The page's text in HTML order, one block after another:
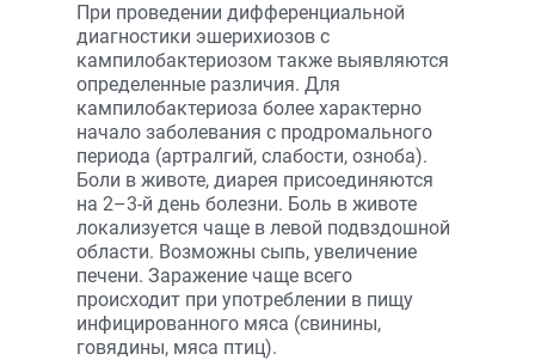
При проведении дифференциальной
диагностики эшерихиозов с
кампилобактериозом также выявляются
определенные различия. Для
кампилобактериоза более характерно
начало заболевания с продромального
периода (артралгий, слабости, озноба).
Боли в животе, диарея присоединяются
на 2–3-й день болезни. Боль в животе
локализуется чаще в левой подвздошной
области. Возможны сыпь, увеличение
печени. Заражение чаще всего
происходит при употреблении в пищу
инфицированного мяса (свинины,
говядины, мяса птиц).